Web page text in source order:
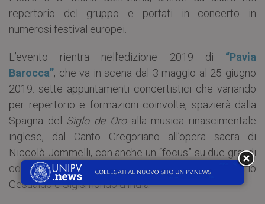
repertorio del gruppo e portati in concerto in
numerosi festival europei.
L’evento rientra nell’edizione 2019 di “Pavia
Barocca”, che va in scena dal 3 maggio al 25 giugno
2019: sette appuntamenti concertistici che variando
per repertorio e formazioni coinvolte, spazierà dalla
Spagna del Siglo de Oroalla musica rinascimentale
inglese, dal Canto Gregoriano all’opera sacra di
Niccolò Jommelli, con anche un “focus” su due grandi
compositori a cavallo tra ‘500 e ‘600 come Carlo
Gesualdo e Sigismondo d’India.